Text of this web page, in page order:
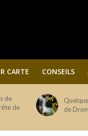
CARTE CONSEILS
de
de
de